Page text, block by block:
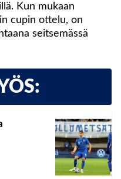
Kun mukaan
cupin ottelu, on
seitsemässä